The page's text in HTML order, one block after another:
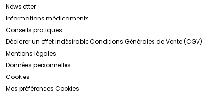
Newsletter
Informations médicaments
Conseils pratiques
Déclarer un effet indésirableConditions Générales de Vente (CGV)
Mentions légales
Données personnelles
Cookies
Mes préférences Cookies